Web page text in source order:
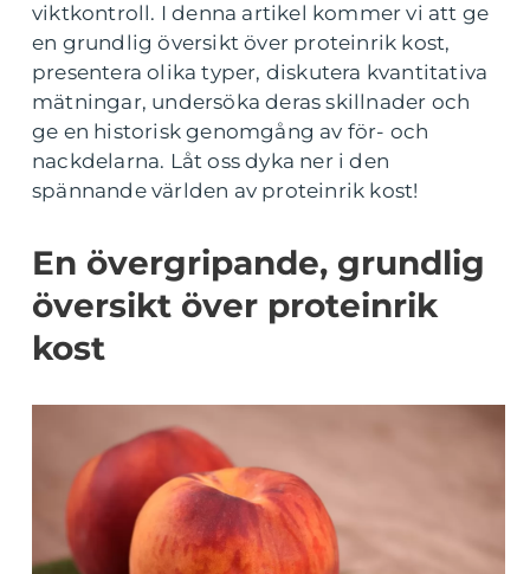
viktkontroll. I denna artikel kommer vi att ge
en grundlig översikt över proteinrik kost,
presentera olika typer, diskutera kvantitativa
mätningar, undersöka deras skillnader och
ge en historisk genomgång av för- och
nackdelarna. Låt oss dyka ner i den
spännande världen av proteinrik kost!
En övergripande, grundlig
översikt över proteinrik
kost